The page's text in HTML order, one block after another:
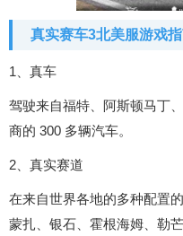
真实赛车3北美服游戏
1、真车
驾驶来自福特、阿斯顿马丁
商的 300 多辆汽车。
2、真实赛道
在来自世界各地的多种配置
蒙扎、银石、霍根海姆、勒